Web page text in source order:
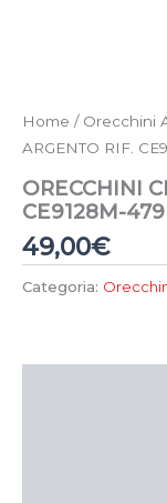
Home / Orecchini
ARGENTO RIF.
ORECCHINI
CE9128M-
49,00€
Categoria: